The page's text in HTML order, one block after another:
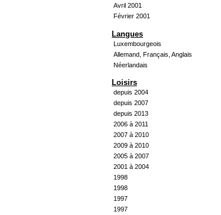
Avril 2001
Février 2001
Langues
Luxembourgeois
Allemand, Français, Anglais
Néerlandais
Loisirs
depuis 2004
depuis 2007
depuis 2013
2006 à 2011
2007 à 2010
2009 à 2010
2005 à 2007
2001 à 2004
1998
1998
1997
1997